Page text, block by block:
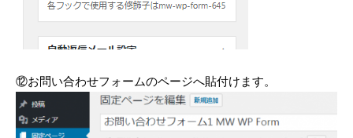
⑫お問い合わせフォームのページへ貼付けます。